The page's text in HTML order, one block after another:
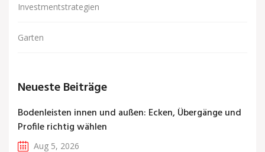
Investmentstrategien
Garten
Neueste Beiträge
Bodenleisten innen und außen: Ecken, Übergänge und
Profile richtig wählen
Aug 5, 2026